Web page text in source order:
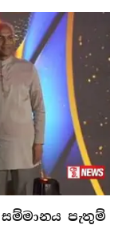
පැතුම්